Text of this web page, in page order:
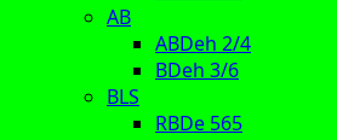
AB
ABDeh 2/4
BDeh 3/6
BLS
RBDe 565